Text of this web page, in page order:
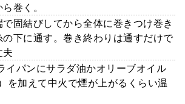
巻く。
固結びしてから全体に巻きつけ巻き
下に通す。巻き終わりは通すだけで
夫
イパンにサラダ油かオリーブオイル
を加えて中火で煙が上がるくらい温